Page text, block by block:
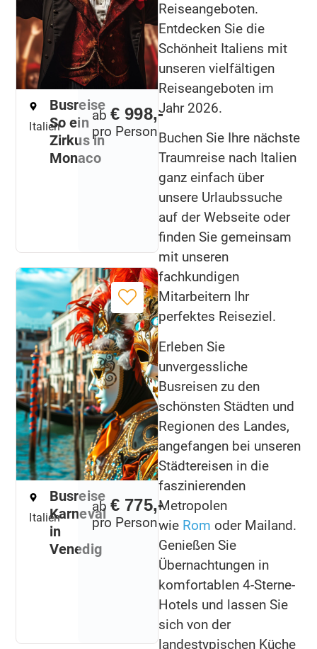
Italien
Busreise
So ein
Zirkus in
Monaco
ab € 998,-
pro Person
Italien
Busreise
Karneval
in
Venedig
ab € 775,-
pro Person
Reiseangeboten.
Entdecken Sie die
Schönheit Italiens mit
unseren vielfältigen
Reiseangeboten im
Jahr 2026.
Buchen Sie Ihre nächste
Traumreise nach Italien
ganz einfach über
unsere Urlaubssuche
auf der Webseite oder
finden Sie gemeinsam
mit unseren
fachkundigen
Mitarbeitern Ihr
perfektes Reiseziel.
Erleben Sie
unvergessliche
Busreisen zu den
schönsten Städten und
Regionen des Landes,
angefangen bei unseren
Städtereisen in die
faszinierenden
Metropolen
wie Rom oder Mailand.
Genießen Sie
Übernachtungen in
komfortablen 4-Sterne-
Hotels und lassen Sie
sich von der
landestypischen Küche